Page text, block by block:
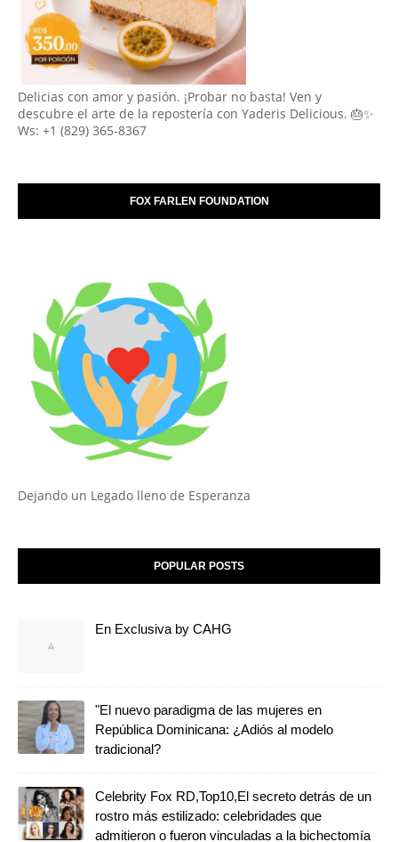
Delicias con amor y pasión. ¡Probar no basta! Ven y
descubre el arte de la repostería con Yaderis Delicious. 🎂✨
Ws: +1 (829) 365-8367
FOX FARLEN FOUNDATION
Dejando un Legado lleno de Esperanza
POPULAR POSTS
En Exclusiva by CAHG
"El nuevo paradigma de las mujeres en
República Dominicana: ¿Adiós al modelo
tradicional?
Celebrity Fox RD,Top10,El secreto detrás de un
rostro más estilizado: celebridades que
admitieron o fueron vinculadas a la bichectomía